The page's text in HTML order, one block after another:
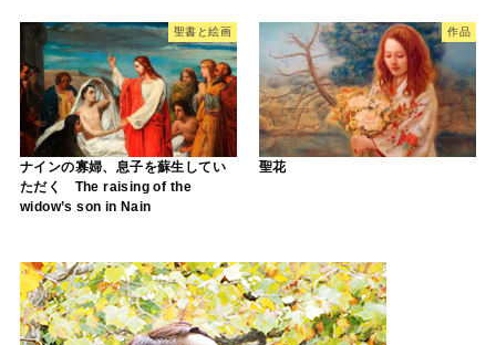
聖書と絵画
ナインの寡婦、息子を蘇生してい
ただく The raising of the
widow’s son in Nain
作品
聖花